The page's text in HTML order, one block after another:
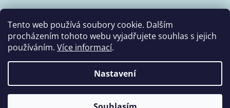
Tento web používá soubory cookie. Dalším
procházením tohoto webu vyjadřujete souhlas s jejich
používáním. Více informací.
Nastavení
Kontakty
info@wolfie.cz
+420 777 350 662
Vytvořil Shoptet
Wolf & Wolfie
. Všechna práva vyhrazena.